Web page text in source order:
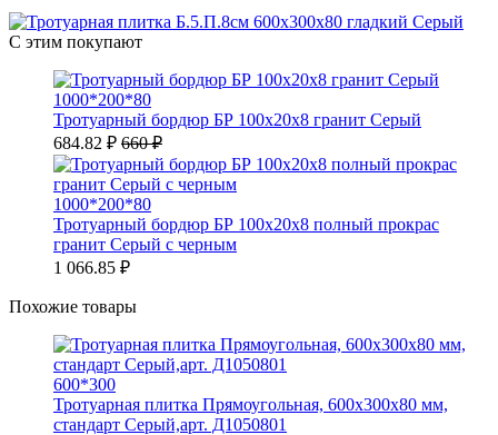
С этим покупают
1000*200*80
Тротуарный бордюр БР 100х20х8 гранит Серый
684.82 ₽ 660 ₽
1000*200*80
Тротуарный бордюр БР 100х20х8 полный прокрас
гранит Серый с черным
1 066.85 ₽
Похожие товары
600*300
Тротуарная плитка Прямоугольная, 600х300х80 мм,
стандарт Серый,арт. Д1050801